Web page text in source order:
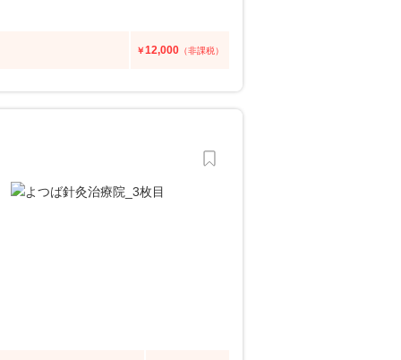
￥12,000 （非課税）